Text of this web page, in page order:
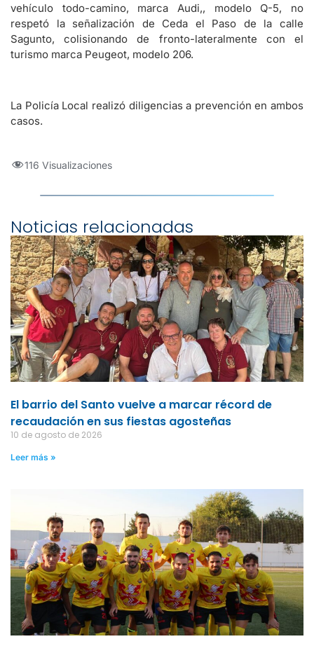
vehículo todo-camino, marca Audi,, modelo Q-5, no
respetó la señalización de Ceda el Paso de la calle
Sagunto, colisionando de fronto-lateralmente con el
turismo marca Peugeot, modelo 206.
La Policía Local realizó diligencias a prevención en ambos
casos.
116 Visualizaciones
Noticias relacionadas
El barrio del Santo vuelve a marcar récord de
recaudación en sus fiestas agosteñas
10 de agosto de 2026
Leer más »